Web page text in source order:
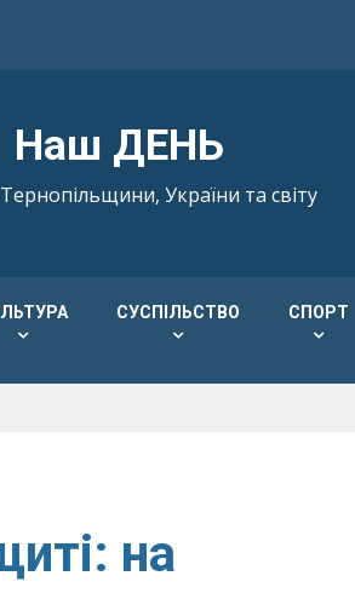
Наш ДЕНЬ
України та світу
СУСПІЛЬСТВО СПОРТ
на